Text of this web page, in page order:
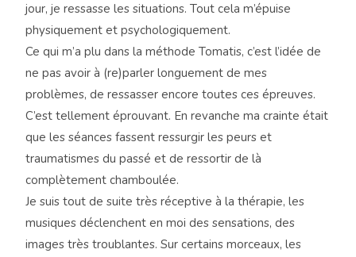
jour, je ressasse les situations. Tout cela m’épuise
physiquement et psychologiquement.
Ce qui m’a plu dans la méthode Tomatis, c’est l’idée de
ne pas avoir à (re)parler longuement de mes
problèmes, de ressasser encore toutes ces épreuves.
C’est tellement éprouvant. En revanche ma crainte était
que les séances fassent ressurgir les peurs et
traumatismes du passé et de ressortir de là
complètement chamboulée.
Je suis tout de suite très réceptive à la thérapie, les
musiques déclenchent en moi des sensations, des
images très troublantes. Sur certains morceaux, les